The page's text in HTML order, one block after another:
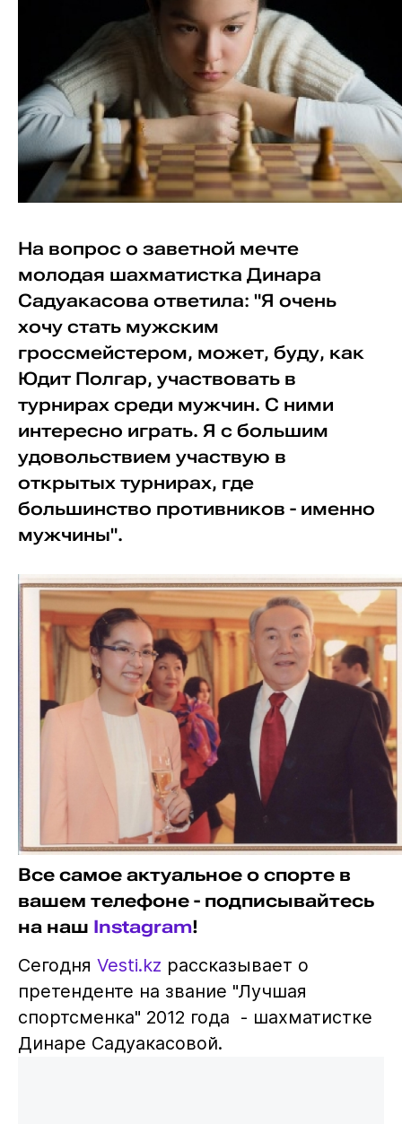
На вопрос о заветной мечте
молодая шахматистка Динара
Садуакасова ответила: "Я очень
хочу стать мужским
гроссмейстером, может, буду, как
Юдит Полгар, участвовать в
турнирах среди мужчин. С ними
интересно играть. Я с большим
удовольствием участвую в
открытых турнирах, где
большинство противников - именно
мужчины".
Все самое актуальное о спорте в
вашем телефоне - подписывайтесь
на наш Instagram!
Сегодня Vesti.kz рассказывает о
претенденте на звание "Лучшая
спортсменка" 2012 года - шахматистке
Динаре Садуакасовой.